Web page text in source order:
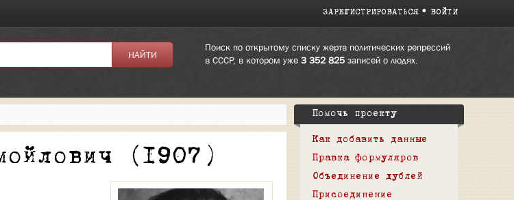
ЗАРЕГИСТРИРОВАТЬСЯ ВОЙТИ
Поиск по открытому списку жертв политических репрессий
в СССР, в котором уже 3 352 825записей о людях.
(1907)
Помочь проекту
Как добавить данные
Правка формуляров
Объединение дублей
Присоединение